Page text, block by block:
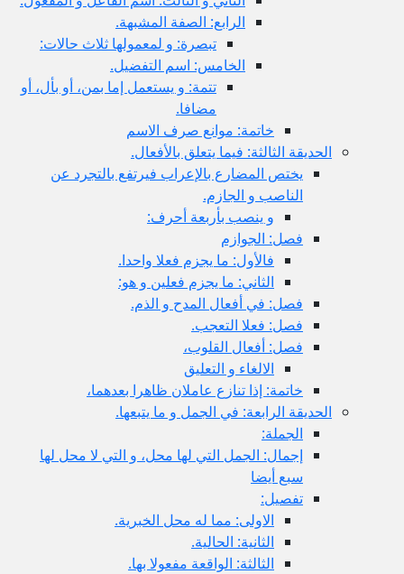
الرابع: الصفة المشبهة.
تبصرة: و لمعمولها ثلاث حالات:
الخامس: اسم التفضيل.
تتمة: و يستعمل إما بمن، أو بأل، أو
مضافا.
خاتمة: موانع صرف الاسم
الحديقة الثالثة: فيما يتعلق بالأفعال.
يختص المضارع بالإعراب فيرتفع بالتجرد عن
الناصب و الجازم.
و ينصب بأربعة أحرف:
فصل: الجوازم
فالأول: ما يجزم فعلا واحدا.
الثاني: ما يجزم فعلين و هو:
فصل: في أفعال المدح و الذم.
فصل: فعلا التعجب.
فصل: أفعال القلوب،
الالغاء و التعليق
خاتمة: إذا تنازع عاملان ظاهرا بعدهما،
الحديقة الرابعة: في الجمل و ما يتبعها.
الجملة:
إجمال: الجمل التي لها محل، و التي لا محل لها
سبع أيضا
تفصيل:
الاولى: مما له محل الخبرية.
الثانية: الحالية.
الثالثة: الواقعة مفعولا بها.